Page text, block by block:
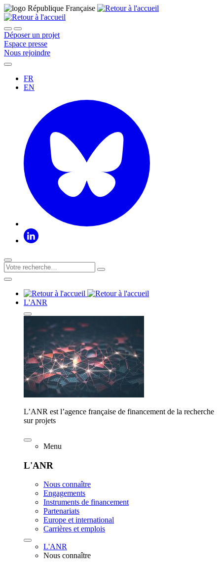
Déposer un projet
Espace presse
Nous rejoindre
FR
EN
L'ANR
L’ANR est l’agence française de financement de la recherche
sur projets
Menu
L'ANR
Nous connaître
Engagements
Instruments de financement
Partenariats
Europe et international
Carrières et emplois
L'ANR
Nous connaître